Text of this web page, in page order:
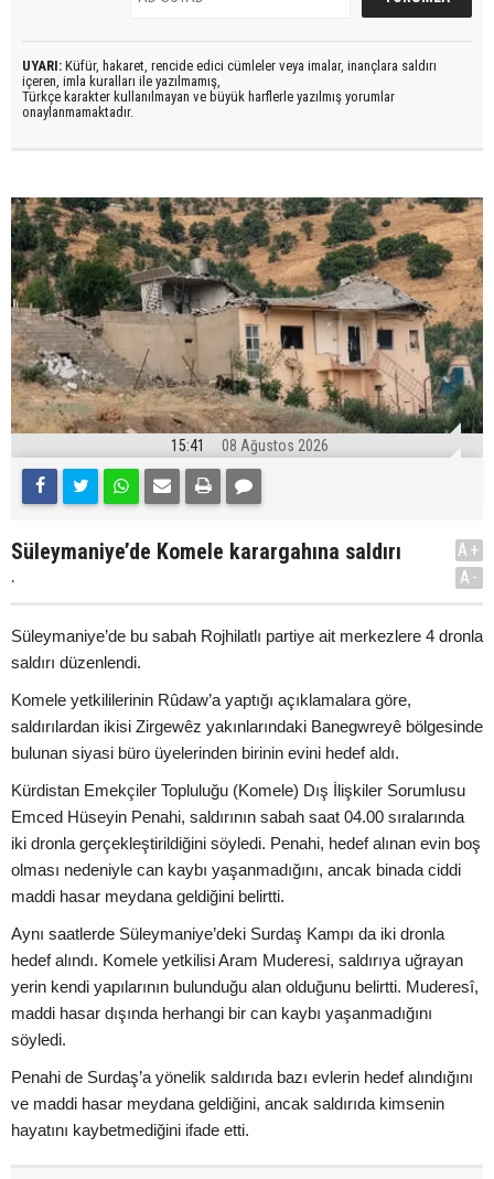
UYARI: Küfür, hakaret, rencide edici cümleler veya imalar, inançlara saldırı
içeren, imla kuralları ile yazılmamış,
Türkçe karakter kullanılmayan ve büyük harflerle yazılmış yorumlar
onaylanmamaktadır.
15:41 08 Ağustos 2026
Süleymaniye’de Komele karargahına saldırı
.
A+
A-
Süleymaniye’de bu sabah Rojhilatlı partiye ait merkezlere 4 dronla
saldırı düzenlendi.
Komele yetkililerinin Rûdaw’a yaptığı açıklamalara göre,
saldırılardan ikisi Zirgewêz yakınlarındaki Banegwreyê bölgesinde
bulunan siyasi büro üyelerinden birinin evini hedef aldı.
Kürdistan Emekçiler Topluluğu (Komele) Dış İlişkiler Sorumlusu
Emced Hüseyin Penahi, saldırının sabah saat 04.00 sıralarında
iki dronla gerçekleştirildiğini söyledi. Penahi, hedef alınan evin boş
olması nedeniyle can kaybı yaşanmadığını, ancak binada ciddi
maddi hasar meydana geldiğini belirtti.
Aynı saatlerde Süleymaniye’deki Surdaş Kampı da iki dronla
hedef alındı. Komele yetkilisi Aram Muderesi, saldırıya uğrayan
yerin kendi yapılarının bulunduğu alan olduğunu belirtti. Muderesî,
maddi hasar dışında herhangi bir can kaybı yaşanmadığını
söyledi.
Penahi de Surdaş’a yönelik saldırıda bazı evlerin hedef alındığını
ve maddi hasar meydana geldiğini, ancak saldırıda kimsenin
hayatını kaybetmediğini ifade etti.